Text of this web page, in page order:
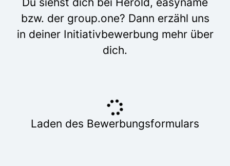
bzw. der group.one? Dann erzähl uns
in deiner Initiativbewerbung mehr über
dich.
Laden des Bewerbungsformulars